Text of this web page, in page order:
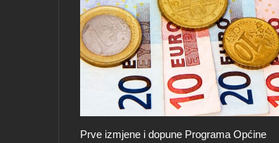
Prve izmjene i dopune Programa Općine